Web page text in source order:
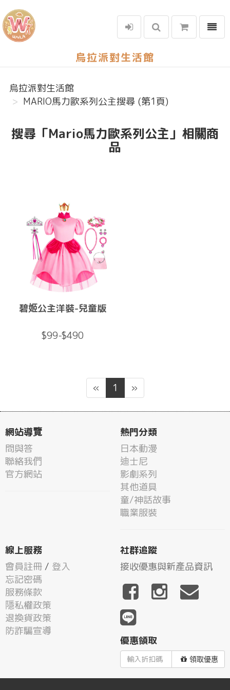
烏拉派對生活館
選單
烏拉派對生活館
MARIO馬力歐系列公主搜尋 (第1頁)
搜尋「Mario馬力歐系列公主」相關商
品
碧姬公主洋裝-兒童版
$99-$490
« 1 »
網站導覽
問與答
聯絡我們
官方網站
熱門分類
日本動漫
迪士尼
影劇系列
其他道具
童/神話故事
職業服裝
線上服務
會員註冊 / 登入
忘記密碼
服務條款
隱私權政策
退換貨政策
防詐騙宣導
社群追蹤
接收優惠與新產品資訊
優惠領取
領取優惠